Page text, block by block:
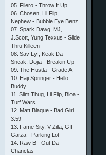
05. Filero - Throw It Up
06. Chosen, Lil Flip,
Nephew - Bubble Eye Benz
07. Spark Dawg, MJ,
J.Scott, Yung Texxus - Slide
Thru Killeen
08. Sav Lyf, Keak Da
Sneak, Dojia - Breakin Up
09. The Hustla - Grade A
10. Haji Springer - Hello
Buddy
11. Slim Thug, Lil Flip, Bloa -
Turf Wars
12. Matt Blaque - Bad Girl
3:59
13. Fame Sity, V Zilla, GT
Garza - Parking Lot
14. Raw B - Out Da
Chanclas